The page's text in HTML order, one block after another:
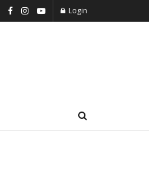
Login